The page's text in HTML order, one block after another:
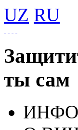
UZ RU
ты сам